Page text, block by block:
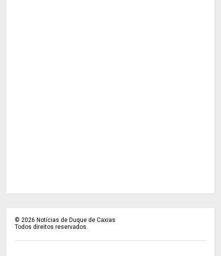
©2026 Notícias de Duque de Caxias
Todos direitos reservados.